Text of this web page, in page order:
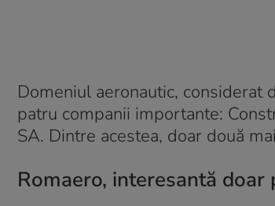
Domeniul aeronautic,
patru companii importante:
SA. Dintre acestea, doar două
Romaero, interesantă